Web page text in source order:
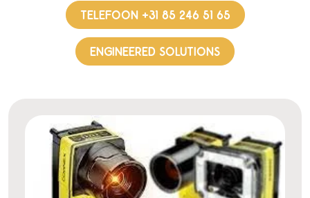
TELEFOON +31 85 246 51 65
ENGINEERED SOLUTIONS